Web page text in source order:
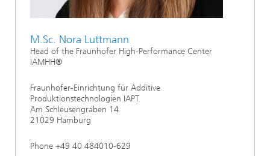
M.Sc. Nora Luttmann
Head of the Fraunhofer High-Performance Center
IAMHH®
Fraunhofer-Einrichtung für Additive
Produktionstechnologien IAPT
Am Schleusengraben 14
21029 Hamburg
Phone +49 40 484010-629